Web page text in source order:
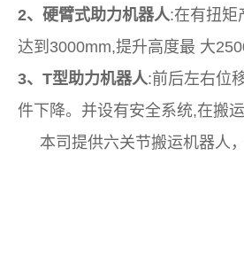
2、硬臂式助力机器人:在有扭矩
达到3000mm,提升高度最 大
3、T型助力机器人:前后左右位
件下降。并设有安全系统,在搬
本司提供六关节搬运机器人，